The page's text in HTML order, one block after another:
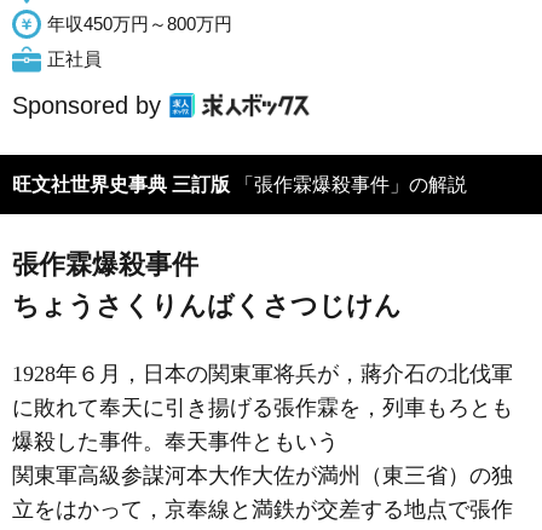
年収450万円～800万円
正社員
Sponsored by
旺文社世界史事典 三訂版 「張作霖爆殺事件」の解説
張作霖爆殺事件
ちょうさくりんばくさつじけん
1928年６月，日本の関東軍将兵が，蔣介石の北伐軍
に敗れて奉天に引き揚げる張作霖を，列車もろとも
爆殺した事件。奉天事件ともいう
関東軍高級参謀河本大作大佐が満州（東三省）の独
立をはかって，京奉線と満鉄が交差する地点で張作